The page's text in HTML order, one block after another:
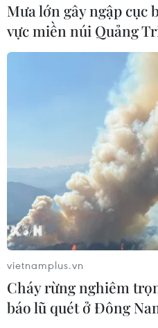
Cứu sống trẻ sinh cực non
thai, nặng gần 700 gram
Đầu tư cho sức khỏe từ
đến hạ tầng y tế
Quy định chức năng,
quyền hạn và cơ cấu tổ
Mưa lớn gây ngập cục
vực miền núi Quảng
vietnamplus.vn
Cháy rừng nghiêm
báo lũ quét ở Đông